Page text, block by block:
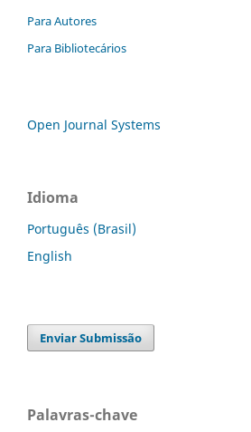
Para Autores
Para Bibliotecários
Open Journal Systems
Idioma
Português (Brasil)
English
Enviar Submissão
Palavras-chave